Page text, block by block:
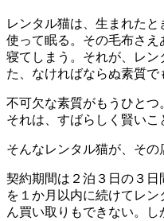
レンタル猫は、生まれた
使って眠る。その毛布さ
寝てしまう。それが、レン
た、なければならぬ素質で
不可欠な素質がもうひとつ
それは、すばらしく賢いこ
そんなレンタル猫が、その
契約期間は２泊３日の３
を１か月以内に続けてレ
ん買い取りもできない。し